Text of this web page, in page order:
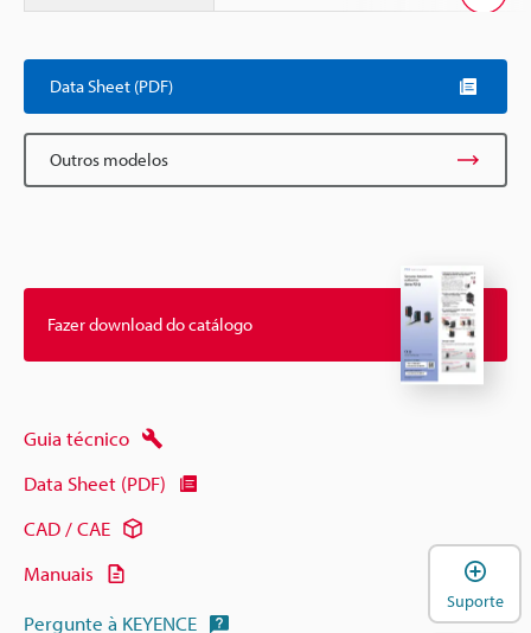
Data Sheet (PDF)
Outros modelos
Fazer download do catálogo
Guia técnico
Data Sheet (PDF)
CAD / CAE
Manuais
Pergunte à KEYENCE
Suporte